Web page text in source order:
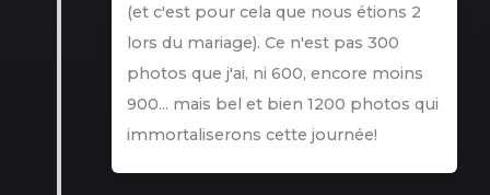
(et c'est pour cela que nous étions 2
lors du mariage). Ce n'est pas 300
photos que j'ai, ni 600, encore moins
900... mais bel et bien 1200 photos qui
immortaliserons cette journée!